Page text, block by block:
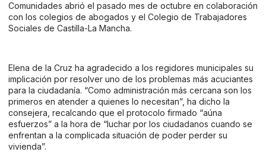
Comunidades abrió el pasado mes de octubre en colaboración
con los colegios de abogados y el Colegio de Trabajadores
Sociales de Castilla-La Mancha.
Elena de la Cruz ha agradecido a los regidores municipales su
implicación por resolver uno de los problemas más acuciantes
para la ciudadanía. “Como administración más cercana son los
primeros en atender a quienes lo necesitan”, ha dicho la
consejera, recalcando que el protocolo firmado “aúna
esfuerzos” a la hora de “luchar por los ciudadanos cuando se
enfrentan a la complicada situación de poder perder su
vivienda”.